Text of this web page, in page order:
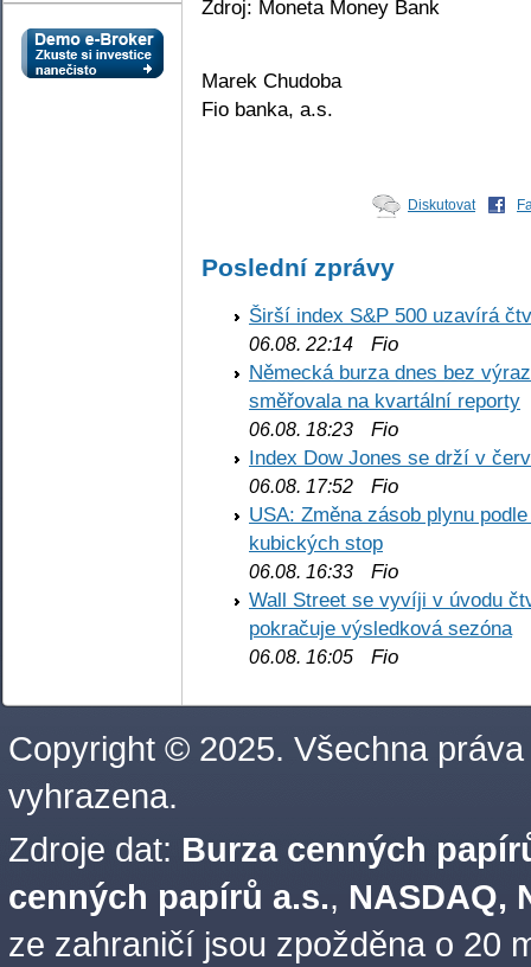
Zdroj: Moneta Money Bank
Marek Chudoba
Fio banka, a.s.
Diskutovat
Poslední zprávy
Širší index S&P 500 uzavírá
06.08. 22:14 Fio
Německá burza dnes bez
směřovala na kvartální reporty
06.08. 18:23 Fio
Index Dow Jones se drží v
06.08. 17:52 Fio
USA: Změna zásob plynu
kubických stop
06.08. 16:33 Fio
Wall Street se vyvíji v úvodu
pokračuje výsledková sezóna
06.08. 16:05 Fio
Copyright © 2025. Všechna práva
vyhrazena.
Zdroje dat: Burza cenných
cenných papírů a.s., NASDAQ,
ze zahraničí jsou zpožděna o 20